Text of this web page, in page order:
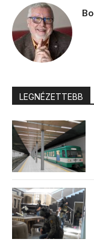
LEGNÉZETTEBB